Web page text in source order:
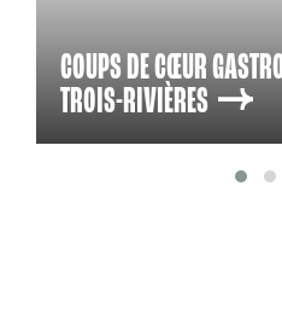
COUPS DE CŒUR
TROIS-RIVIÈRES